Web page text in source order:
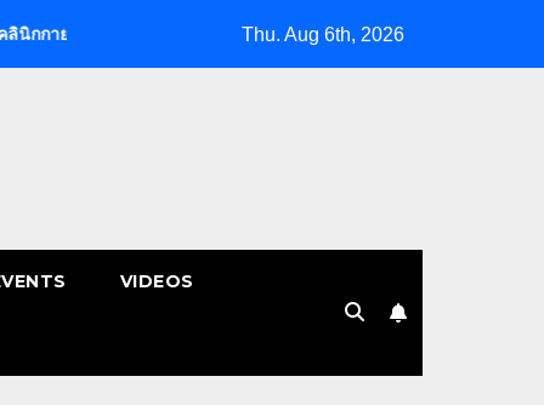
ำบัด | หมอนรองกระดูกทับเส้น พักผ่อนหย่อนใจ ชี้พิกัด “นวดผ่อน
Thu. Aug 6th, 2026
VIDEOS